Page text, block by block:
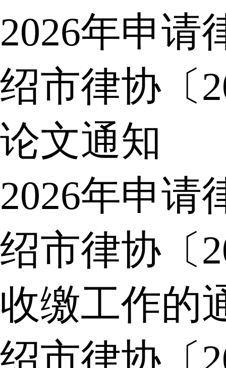
2026年申请
绍市律协〔
论文通知
2026年申请
绍市律协〔
收缴工作的
绍市律协〔